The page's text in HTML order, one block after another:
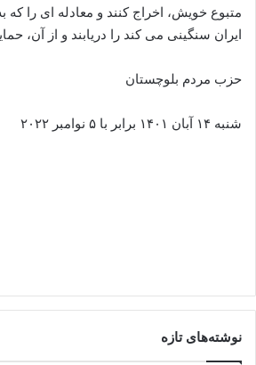
متبوع خویش، اخراج کنند و معادله ای را که
ایران سنگینی می کند را دریابند و از آن،
حزب مردم بلوچستان
شنبه ۱۴ آبان ۱۴۰۱ برابر با ۵ نوامبر ۲۰۲۲
نوشته‌های تازه